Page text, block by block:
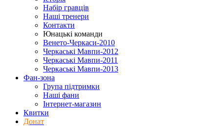
Набір гравців
Наші тренери
Контакти
Юнацькі команди
Венето-Черкаси-2010
Черкаські Мавпи-2012
Черкаські Мавпи-2011
Черкаські Мавпи-2013
Фан-зона
Група підтримки
Наші фани
Інтернет-магазин
Квитки
Донат